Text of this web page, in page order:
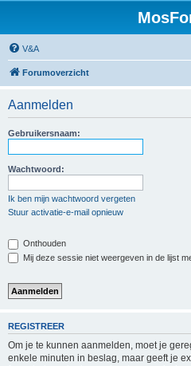
V&A
Forumoverzicht
Aanmelden
Gebruikersnaam:
Wachtwoord:
Ik ben mijn wachtwoord vergeten
Stuur activatie-e-mail opnieuw
Onthouden
Mij deze sessie niet weergeven in de lijst
REGISTREER
Om je te kunnen aanmelden, moet je
enkele minuten in beslag, maar geeft je